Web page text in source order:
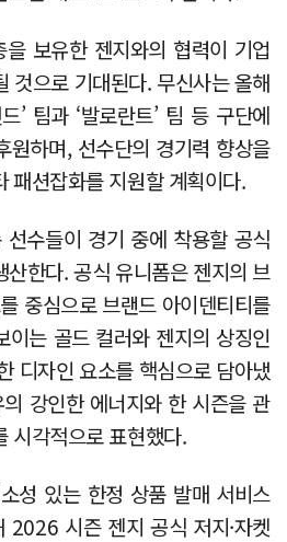
보유한 젠지와의 협력이 기업
것으로 기대된다. 무신사는 올해
’ 팀과 ‘발로란트’ 팀 등 구단에
원하며, 선수단의 경기력 향상을
패션잡화를 지원할 계획이다.
수들이 경기 중에 착용할 공식
산한다. 공식 유니폼은 젠지의 브
중심으로 브랜드 아이덴티티를
이는 골드 컬러와 젠지의 상징인
디자인 요소를 핵심으로 담아냈
강인한 에너지와 한 시즌을 관
시각적으로 표현했다.
성 있는 한정 상품 발매 서비스
2026 시즌 젠지 공식 저지·자켓